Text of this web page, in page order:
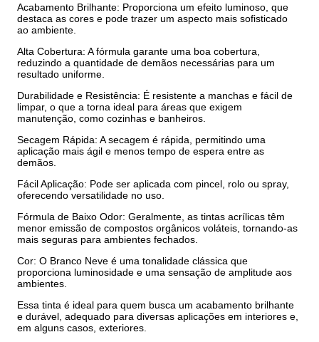
Acabamento Brilhante: Proporciona um efeito luminoso, que
destaca as cores e pode trazer um aspecto mais sofisticado
ao ambiente.
Alta Cobertura: A fórmula garante uma boa cobertura,
reduzindo a quantidade de demãos necessárias para um
resultado uniforme.
Durabilidade e Resistência: É resistente a manchas e fácil de
limpar, o que a torna ideal para áreas que exigem
manutenção, como cozinhas e banheiros.
Secagem Rápida: A secagem é rápida, permitindo uma
aplicação mais ágil e menos tempo de espera entre as
demãos.
Fácil Aplicação: Pode ser aplicada com pincel, rolo ou spray,
oferecendo versatilidade no uso.
Fórmula de Baixo Odor: Geralmente, as tintas acrílicas têm
menor emissão de compostos orgânicos voláteis, tornando-as
mais seguras para ambientes fechados.
Cor: O Branco Neve é uma tonalidade clássica que
proporciona luminosidade e uma sensação de amplitude aos
ambientes.
Essa tinta é ideal para quem busca um acabamento brilhante
e durável, adequado para diversas aplicações em interiores e,
em alguns casos, exteriores.